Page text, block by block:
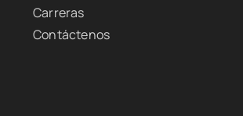
Carreras
Contáctenos